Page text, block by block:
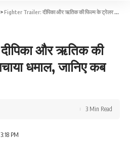
Fighter Trailer: दीपिका और ऋतिक की फिल्म के ट्रेलर ने मचाया धमाल, जानिए कब रिलीज होगी फिल्म
और ऋतिक की
धमाल, जानिए कब
PM
3 Min Read